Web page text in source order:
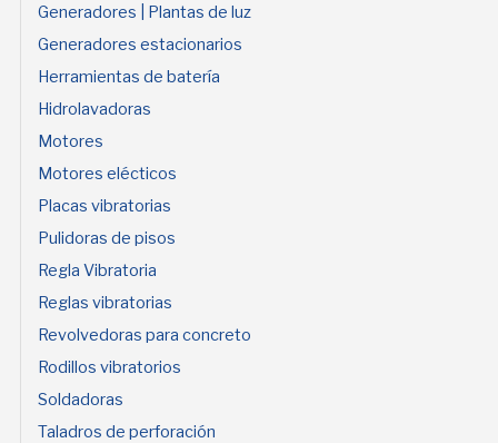
Generadores | Plantas de luz
Generadores estacionarios
Herramientas de batería
Hidrolavadoras
Motores
Motores elécticos
Placas vibratorias
Pulidoras de pisos
Regla Vibratoria
Reglas vibratorias
Revolvedoras para concreto
Rodillos vibratorios
Soldadoras
Taladros de perforación